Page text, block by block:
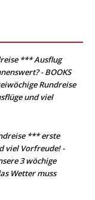
*** Ausflug
- BOOKS
Rundreise
und viel
*** erste
viel Vorfreude! -
3 wöchige
Wetter muss